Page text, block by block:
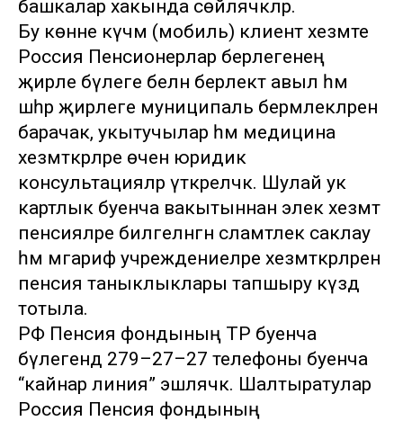
башкалар хакында сөйләячәкләр.
Бу көнне күчмә (мобиль) клиент хезмәте
Россия Пенсионерлар берлегенең
җирле бүлеге белән берлектә авыл һәм
шәһәр җирлеге муниципаль берәмлекләренә
барачак, укытучылар һәм медицина
хезмәткәрләре өчен юридик
консультацияләр үткәреләчәк. Шулай ук
картлык буенча вакытыннан элек хезмәт
пенсияләре билгеләнгән сәламәтлек саклау
һәм мәгариф учреждениеләре хезмәткәрләренә
пенсия таныклыклары тапшыру күздә
тотыла.
РФ Пенсия фондының ТР буенча
бүлегендә 279–27–27 телефоны буенча
“кайнар линия” эшләячәк. Шалтыратулар
Россия Пенсия фондының